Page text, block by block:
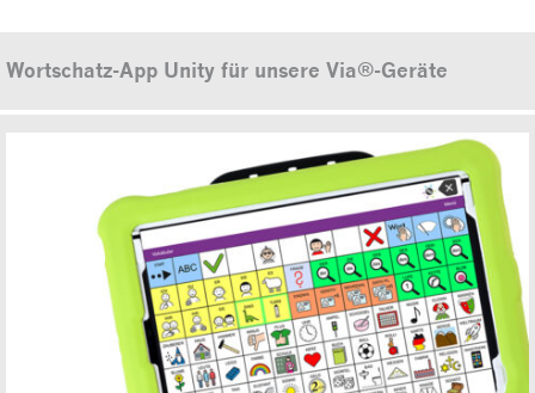
Wortschatz-App Unity für unsere Via®-Geräte